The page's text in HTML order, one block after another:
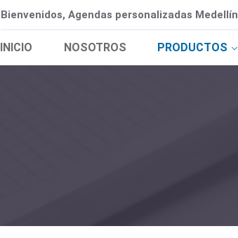
Bienvenidos, Agendas personalizadas Medellín
INICIO NOSOTROS PRODUCTOS